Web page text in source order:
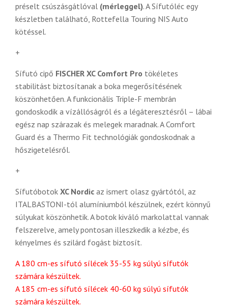
préselt csúszásgátlóval (mérleggel). A Sífutóléc egy
készletben található, Rottefella Touring NIS Auto
kötéssel.
+
Sífutó cipő FISCHER XC Comfort Pro tökéletes
stabilitást biztosítanak a boka megerősítésének
köszönhetően. A funkcionális Triple-F membrán
gondoskodik a vízállóságról és a légáteresztésről – lábai
egész nap szárazak és melegek maradnak. A Comfort
Guard és a Thermo Fit technológiák gondoskodnak a
hőszigetelésről.
+
Sífutóbotok XC Nordic az ismert olasz gyártótól, az
ITALBASTONI-tól alumíniumból készülnek, ezért könnyű
súlyukat köszönhetik. A botok kiváló markolattal vannak
felszerelve, amely pontosan illeszkedik a kézbe, és
kényelmes és szilárd fogást biztosít.
A 180 cm-es sífutó sílécek 35-55 kg súlyú sífutók
számára készültek.
A 185 cm-es sífutó sílécek 40-60 kg súlyú sífutók
számára készültek.